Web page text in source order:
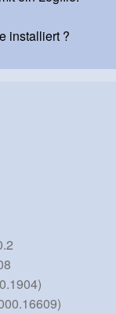
installiert ?